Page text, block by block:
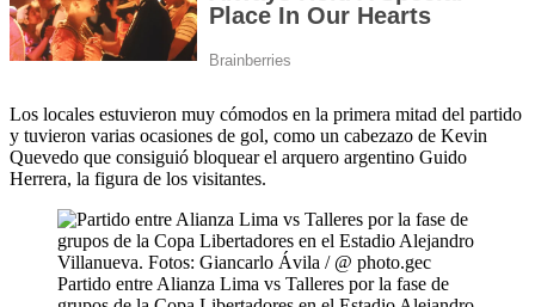
Los locales estuvieron muy cómodos en la primera mitad del partido
y tuvieron varias ocasiones de gol, como un cabezazo de Kevin
Quevedo que consiguió bloquear el arquero argentino Guido
Herrera, la figura de los visitantes.
Partido entre Alianza Lima vs Talleres por la fase de